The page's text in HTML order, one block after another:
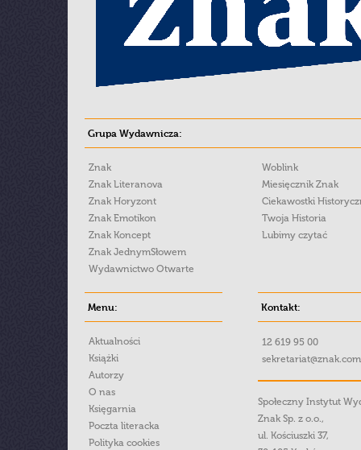
Grupa Wydawnicza:
Znak
Znak Literanova
Znak Horyzont
Znak Emotikon
Znak Koncept
Znak JednymSłowem
Wydawnictwo Otwarte
Woblink
Miesięcznik Znak
Ciekawostki
Twoja Historia
Lubimy czytać
Menu:
Aktualności
Książki
Autorzy
O nas
Księgarnia
Poczta literacka
Polityka cookies
Kontakt:
12 619 95 00
Społeczny Instytut
Znak Sp. z o.o.,
ul. Kościuszki 37,